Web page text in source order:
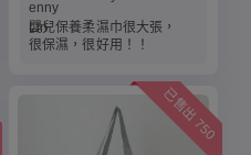
嬰兒保養柔濕巾很大張，
很保濕，很好用！！
已售出 750